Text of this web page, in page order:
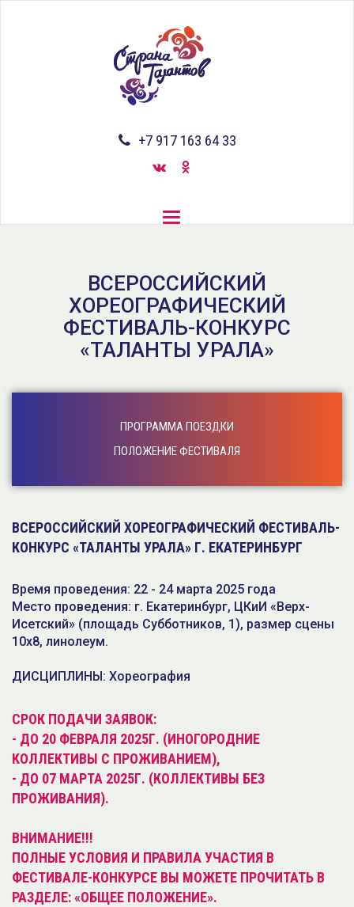
Toggle
+7 917 163 64 33
ВСЕРОССИЙСКИЙ
ХОРЕОГРАФИЧЕСКИЙ
ФЕСТИВАЛЬ-КОНКУРС
«ТАЛАНТЫ УРАЛА»
ПРОГРАММА ПОЕЗДКИ
ПОЛОЖЕНИЕ ФЕСТИВАЛЯ
ВСЕРОССИЙСКИЙ ХОРЕОГРАФИЧЕСКИЙ ФЕСТИВАЛЬ-
КОНКУРС «ТАЛАНТЫ УРАЛА» Г. ЕКАТЕРИНБУРГ
Время проведения: 22 - 24 марта 2025 года
Место проведения: г. Екатеринбург, ЦКиИ «Верх-
Исетский» (площадь Субботников, 1), размер сцены
10х8, линолеум.
ДИСЦИПЛИНЫ: Хореография
СРОК ПОДАЧИ ЗАЯВОК:
- ДО 20 ФЕВРАЛЯ 2025Г. (ИНОГОРОДНИЕ
КОЛЛЕКТИВЫ С ПРОЖИВАНИЕМ),
- ДО 07 МАРТА 2025Г. (КОЛЛЕКТИВЫ БЕЗ
ПРОЖИВАНИЯ).
ВНИМАНИЕ!!!
ПОЛНЫЕ УСЛОВИЯ И ПРАВИЛА УЧАСТИЯ В
ФЕСТИВАЛЕ-КОНКУРСЕ ВЫ МОЖЕТЕ ПРОЧИТАТЬ В
РАЗДЕЛЕ: «ОБЩЕЕ ПОЛОЖЕНИЕ».